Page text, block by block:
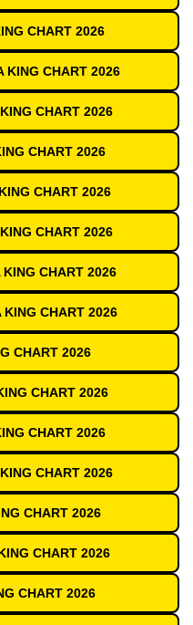
CHART 2026
KING CHART 2026
CHART 2026
CHART 2026
CHART 2026
CHART 2026
CHART 2026
KING CHART 2026
CHART 2026
CHART 2026
CHART 2026
CHART 2026
CHART 2026
CHART 2026
CHART 2026